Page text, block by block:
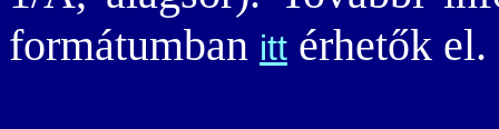
formátumban itt érhetők el.